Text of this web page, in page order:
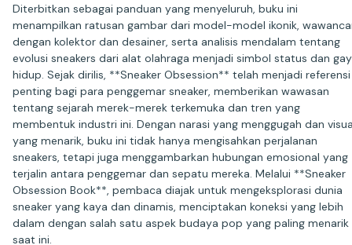
Diterbitkan sebagai panduan yang menyeluruh, buku ini
menampilkan ratusan gambar dari model-model ikonik,
dengan kolektor dan desainer, serta analisis mendalam tentang
evolusi sneakers dari alat olahraga menjadi simbol status dan
hidup. Sejak dirilis, **Sneaker Obsession** telah menjadi referensi
penting bagi para penggemar sneaker, memberikan wawasan
tentang sejarah merek-merek terkemuka dan tren yang
membentuk industri ini. Dengan narasi yang menggugah dan
yang menarik, buku ini tidak hanya mengisahkan perjalanan
sneakers, tetapi juga menggambarkan hubungan emosional yang
terjalin antara penggemar dan sepatu mereka. Melalui **Sneaker
Obsession Book**, pembaca diajak untuk mengeksplorasi dunia
sneaker yang kaya dan dinamis, menciptakan koneksi yang lebih
dalam dengan salah satu aspek budaya pop yang paling menarik